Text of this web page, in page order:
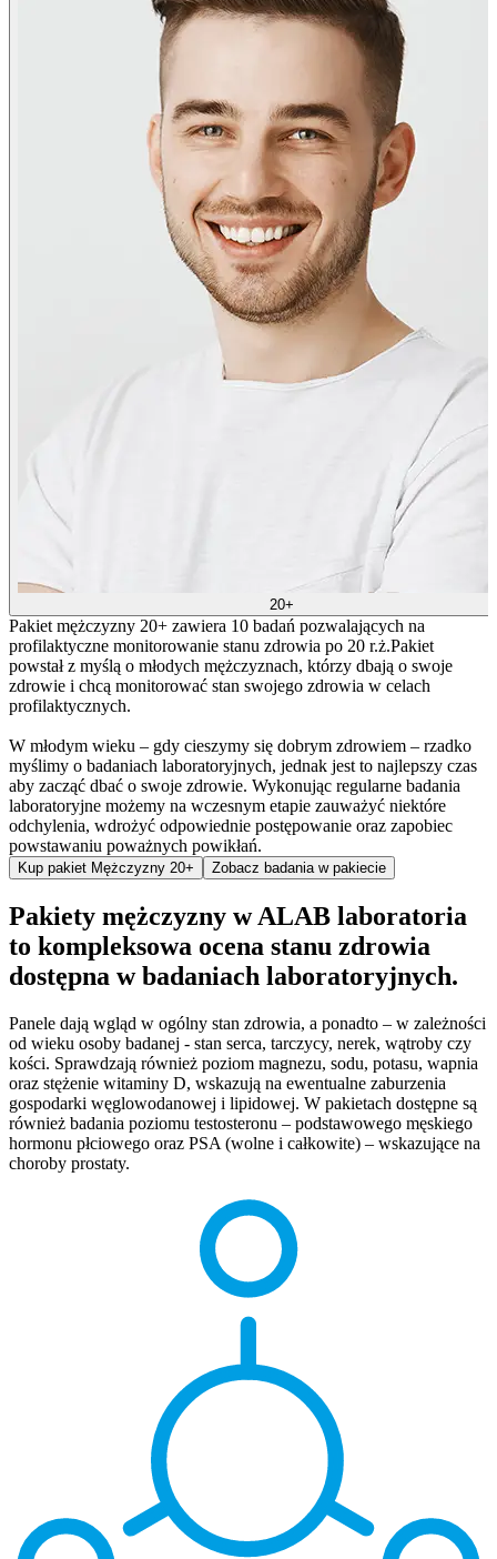
20+
Pakiet mężczyzny 20+ zawiera 10 badań pozwalających na
profilaktyczne monitorowanie stanu zdrowia po 20 r.ż.Pakiet
powstał z myślą o młodych mężczyznach, którzy dbają o swoje
zdrowie i chcą monitorować stan swojego zdrowia w celach
profilaktycznych.
W młodym wieku – gdy cieszymy się dobrym zdrowiem – rzadko
myślimy o badaniach laboratoryjnych, jednak jest to najlepszy czas
aby zacząć dbać o swoje zdrowie. Wykonując regularne badania
laboratoryjne możemy na wczesnym etapie zauważyć niektóre
odchylenia, wdrożyć odpowiednie postępowanie oraz zapobiec
powstawaniu poważnych powikłań.
Kup pakiet Mężczyzny 20+ Zobacz badania w pakiecie
Pakiety mężczyzny w ALAB laboratoria
to kompleksowa ocena stanu zdrowia
dostępna w badaniach laboratoryjnych.
Panele dają wgląd w ogólny stan zdrowia, a ponadto – w zależności
od wieku osoby badanej - stan serca, tarczycy, nerek, wątroby czy
kości. Sprawdzają również poziom magnezu, sodu, potasu, wapnia
oraz stężenie witaminy D, wskazują na ewentualne zaburzenia
gospodarki węglowodanowej i lipidowej. W pakietach dostępne są
również badania poziomu testosteronu – podstawowego męskiego
hormonu płciowego oraz PSA (wolne i całkowite) – wskazujące na
choroby prostaty.